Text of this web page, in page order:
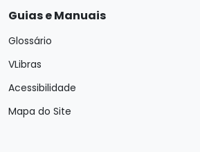
Guias e Manuais
Glossário
VLibras
Acessibilidade
Mapa do Site